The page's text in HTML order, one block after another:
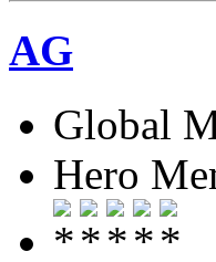
AG
Global
Hero